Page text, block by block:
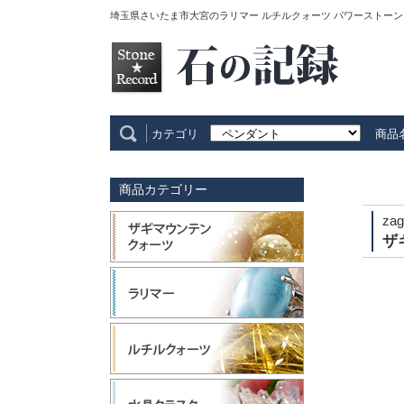
埼玉県さいたま市大宮のラリマー ルチルクォーツ パワーストー
カテゴリ 商品
ザ
商品カテゴリー